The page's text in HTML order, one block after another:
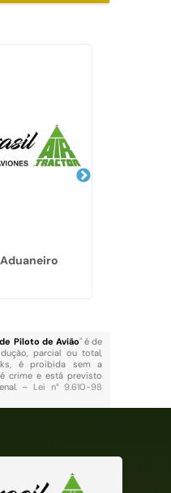
Piloto de Avião" é de
parcial ou total,
é proibida sem a
crime e está previsto
– Lei n° 9.610-98